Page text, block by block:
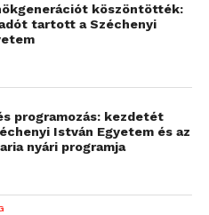
a SwitchBot Curtain
másodpercbe telik, a
esetében is
odafigyelni, hogy a
változatot
köszöntötték:
tartott a Széchenyi
programozás: kezdetét
István Egyetem és az
nyári programja